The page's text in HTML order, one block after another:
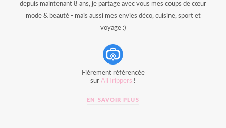
depuis maintenant 8 ans, je partage avec vous mes coups de cœur
mode & beauté - mais aussi mes envies déco, cuisine, sport et
voyage :)
Fièrement référencée
sur AllTrippers !
EN SAVOIR PLUS